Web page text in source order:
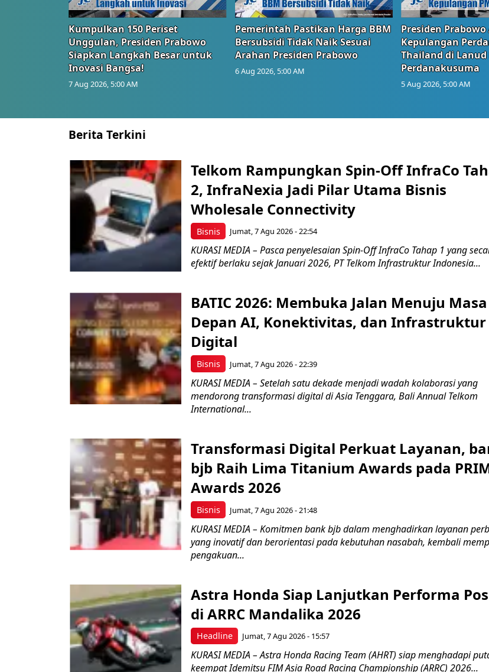
Kumpulkan 150 Periset
Unggulan, Presiden Prabowo
Siapkan Langkah Besar untuk
Inovasi Bangsa!
7 Aug 2026, 5:00 AM
Pemerintah Pastikan Harga BBM
Bersubsidi Tidak Naik Sesuai
Arahan Presiden Prabowo
6 Aug 2026, 5:00 AM
Presiden
Kepulangan
Thailand di
Perdanakusuma
5 Aug 2026, 5:00 AM
Berita Terkini
Bisnis
Telkom Rampungkan Spin-Off InfraCo
2, InfraNexia Jadi Pilar Utama Bisnis
Wholesale Connectivity
Jumat, 7 Agu 2026 - 22:54
KURASI MEDIA – Pasca penyelesaian Spin-Off InfraCo Tahap 1 yang
efektif berlaku sejak Januari 2026, PT Telkom Infrastruktur Indonesia...
Bisnis
BATIC 2026: Membuka Jalan Menuju Masa
Depan AI, Konektivitas, dan Infrastruktur
Digital
Jumat, 7 Agu 2026 - 22:39
KURASI MEDIA – Setelah satu dekade menjadi wadah kolaborasi yang
mendorong transformasi digital di Asia Tenggara, Bali Annual Telkom
International...
Bisnis
Transformasi Digital Perkuat Layanan,
bjb Raih Lima Titanium Awards pada
Awards 2026
Jumat, 7 Agu 2026 - 21:48
KURASI MEDIA – Komitmen bank bjb dalam menghadirkan layanan
yang inovatif dan berorientasi pada kebutuhan nasabah, kembali
pengakuan...
Headline
Astra Honda Siap Lanjutkan Performa
di ARRC Mandalika 2026
Jumat, 7 Agu 2026 - 15:57
KURASI MEDIA – Astra Honda Racing Team (AHRT) siap menghadapi
keempat Idemitsu FIM Asia Road Racing Championship (ARRC) 2026...